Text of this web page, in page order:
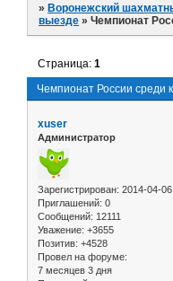
»Воронежский
выезде »Чемпионат
Чемпионат России среди
Страница:1
xuser
Администратор
Зарегистрирован: 2014-04-06
Приглашений: 0
Сообщений: 12111
Уважение: +3655
Позитив: +4528
Провел на форуме:
7 месяцев 3 дня